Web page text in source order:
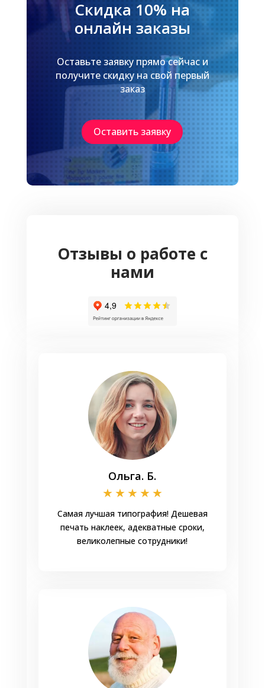
Скидка 10% на
онлайн заказы
Оставьте заявку прямо сейчас и
получите скидку на свой первый
заказ
Оставить заявку
Отзывы о работе с
нами
Ольга. Б.
★★★★★
Самая лучшая типография! Дешевая
печать наклеек, адекватные сроки,
великолепные сотрудники!